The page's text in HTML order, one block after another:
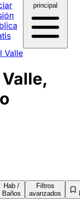
principal
Valle
Hab /
Baños
Filtros
avanzados